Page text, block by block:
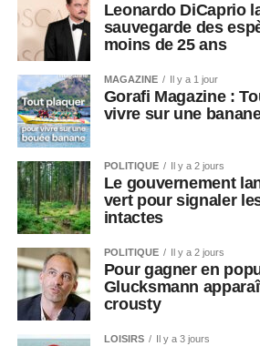
Leonardo DiCaprio
sauvegarde des
moins de 25 ans
MAGAZINE Il y a 1 jour
Gorafi Magazine :
vivre sur une
POLITIQUE Il y a 2 jours
Le gouvernement
vert pour signaler
intactes
POLITIQUE Il y a 2 jours
Pour gagner en
Glucksmann
crousty
LOISIRS Il y a 3 jours